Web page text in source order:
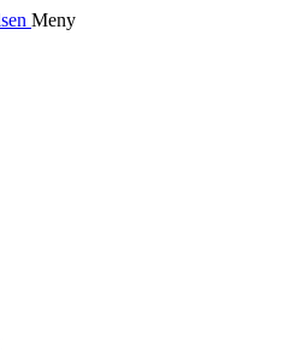
Meny